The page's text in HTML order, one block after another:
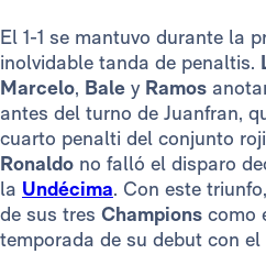
El 1-1 se mantuvo durante la
inolvidable tanda de penaltis.
Marcelo, Bale y Ramos
antes del turno de Juanfran,
cuarto penalti del conjunto
Ronaldo no falló el disparo
la Undécima. Con este triunfo,
de sus tres Champions como
temporada de su debut con el